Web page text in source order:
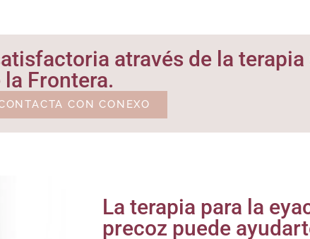
através de la terapia
Frontera.
CON CONEXO
La terapia para la
precoz puede